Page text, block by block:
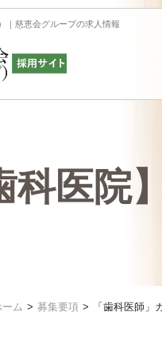
｜慈恵会グループの求人情報
科医院
ム 募集要項 「歯科医師」